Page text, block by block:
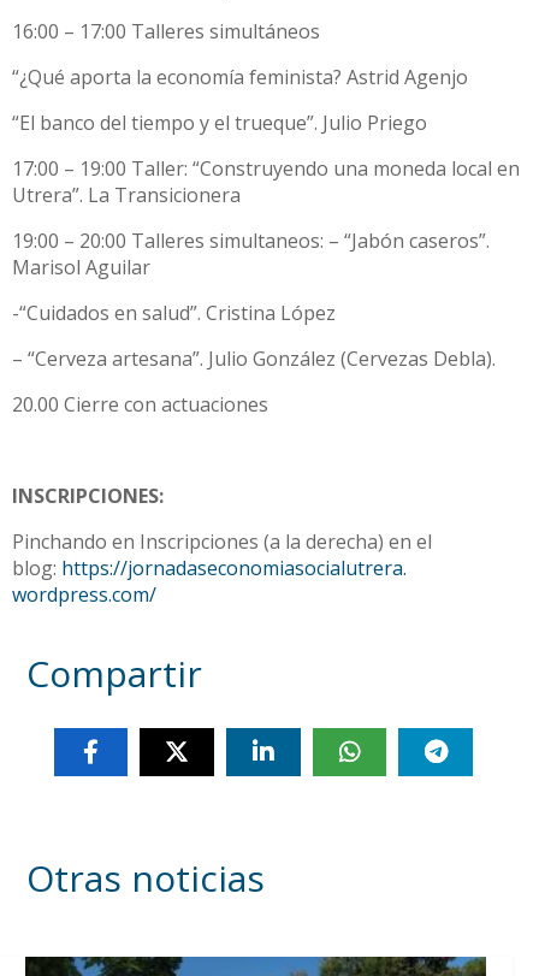
16:00 – 17:00 Talleres simultáneos
“¿Qué aporta la economía feminista? Astrid Agenjo
“El banco del tiempo y el trueque”. Julio Priego
17:00 – 19:00 Taller: “Construyendo una moneda local en
Utrera”. La Transicionera
19:00 – 20:00 Talleres simultaneos: – “Jabón caseros”.
Marisol Aguilar
-“Cuidados en salud”. Cristina López
– “Cerveza artesana”. Julio González (Cervezas Debla).
20.00 Cierre con actuaciones
INSCRIPCIONES:
Pinchando en Inscripciones (a la derecha) en el
blog: https://jornadaseconomiasocialutrera.
wordpress.com/
Compartir
Otras noticias